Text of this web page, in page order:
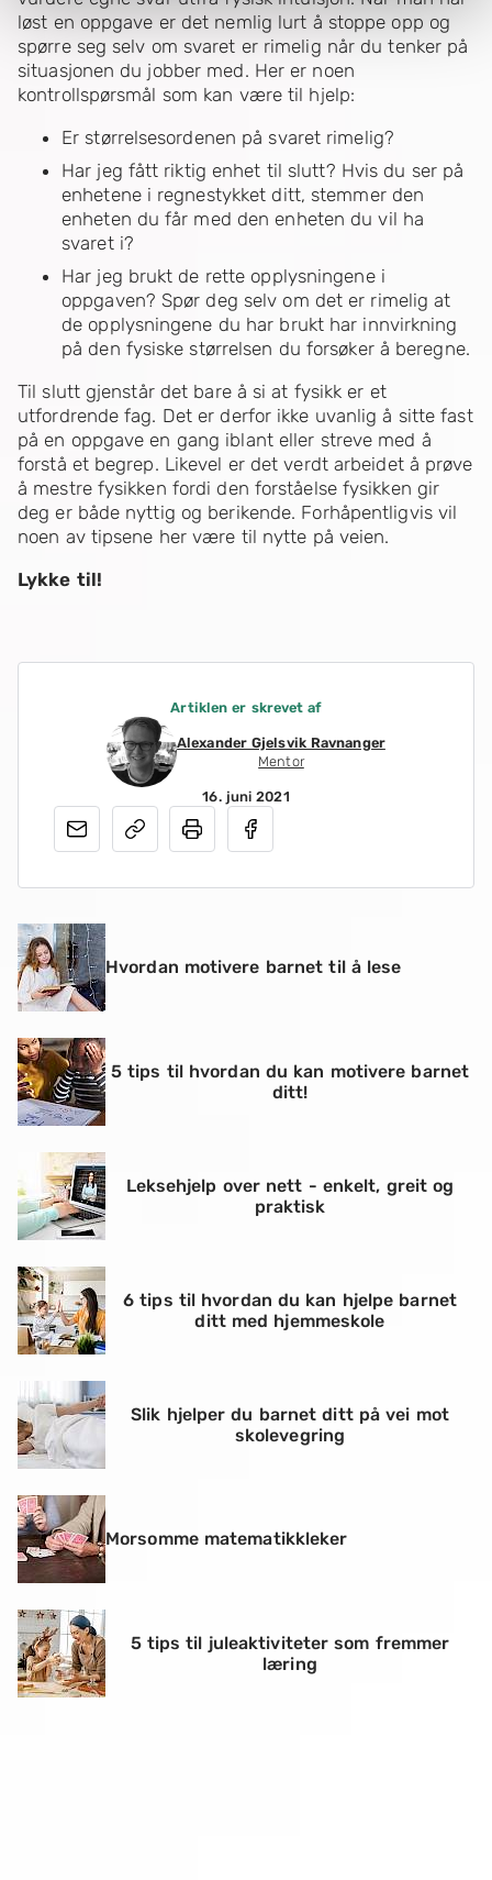
Artiklen er skrevet af
Alexander Gjelsvik Ravnanger
Mentor
16. juni 2021
Hvordan motivere barnet til å lese
5 tips til hvordan du kan motivere barnet
ditt!
Leksehjelp over nett - enkelt, greit og
praktisk
6 tips til hvordan du kan hjelpe barnet
ditt med hjemmeskole
Slik hjelper du barnet ditt på vei mot
skolevegring
Morsomme matematikkleker
5 tips til juleaktiviteter som fremmer
læring
løst en oppgave er det nemlig lurt å stoppe opp og
spørre seg selv om svaret er rimelig når du tenker på
situasjonen du jobber med. Her er noen
kontrollspørsmål som kan være til hjelp:
Er størrelsesordenen på svaret rimelig?
Har jeg fått riktig enhet til slutt? Hvis du ser på
enhetene i regnestykket ditt, stemmer den
enheten du får med den enheten du vil ha
svaret i?
Har jeg brukt de rette opplysningene i
oppgaven? Spør deg selv om det er rimelig at
de opplysningene du har brukt har innvirkning
på den fysiske størrelsen du forsøker å beregne.
Til slutt gjenstår det bare å si at fysikk er et
utfordrende fag. Det er derfor ikke uvanlig å sitte fast
på en oppgave en gang iblant eller streve med å
forstå et begrep. Likevel er det verdt arbeidet å prøve
å mestre fysikken fordi den forståelse fysikken gir
deg er både nyttig og berikende. Forhåpentligvis vil
noen av tipsene her være til nytte på veien.
Lykke til!